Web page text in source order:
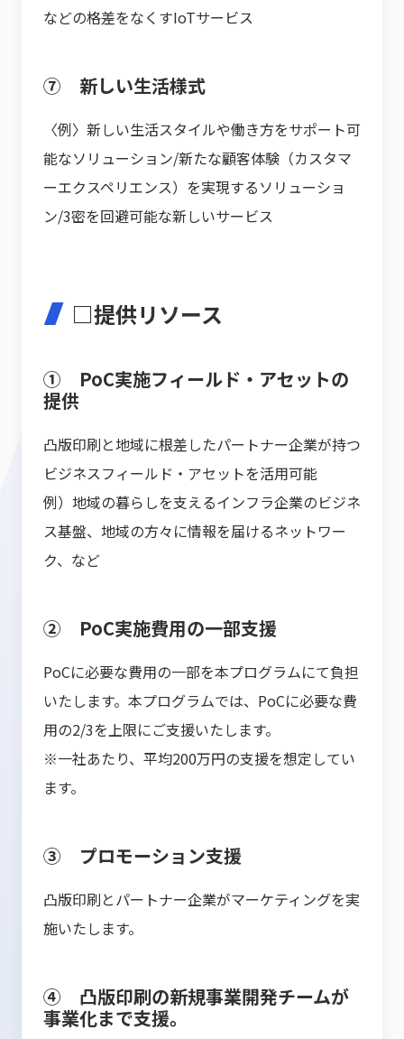
などの格差をなくすIoTサービス
⑦ 新しい生活様式
〈例〉新しい生活スタイルや働き方をサポート可
能なソリューション/新たな顧客体験（カスタマ
ーエクスペリエンス）を実現するソリューショ
ン/3密を回避可能な新しいサービス
□提供リソース
① PoC実施フィールド・アセットの
提供
凸版印刷と地域に根差したパートナー企業が持つ
ビジネスフィールド・アセットを活用可能
例）地域の暮らしを支えるインフラ企業のビジネ
ス基盤、地域の方々に情報を届けるネットワー
ク、など
② PoC実施費用の一部支援
PoCに必要な費用の一部を本プログラムにて負担
いたします。本プログラムでは、PoCに必要な費
用の2/3を上限にご支援いたします。
※一社あたり、平均200万円の支援を想定してい
ます。
③ プロモーション支援
凸版印刷とパートナー企業がマーケティングを実
施いたします。
④ 凸版印刷の新規事業開発チームが
事業化まで支援。